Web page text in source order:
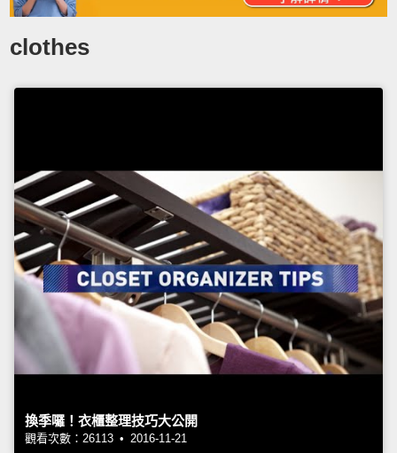
clothes
換季囉！衣櫃整理技巧大公開
觀看次數：26113 • 2016-11-21